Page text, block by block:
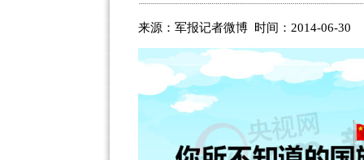
来源：军报记者微博 时间：2014-06-30